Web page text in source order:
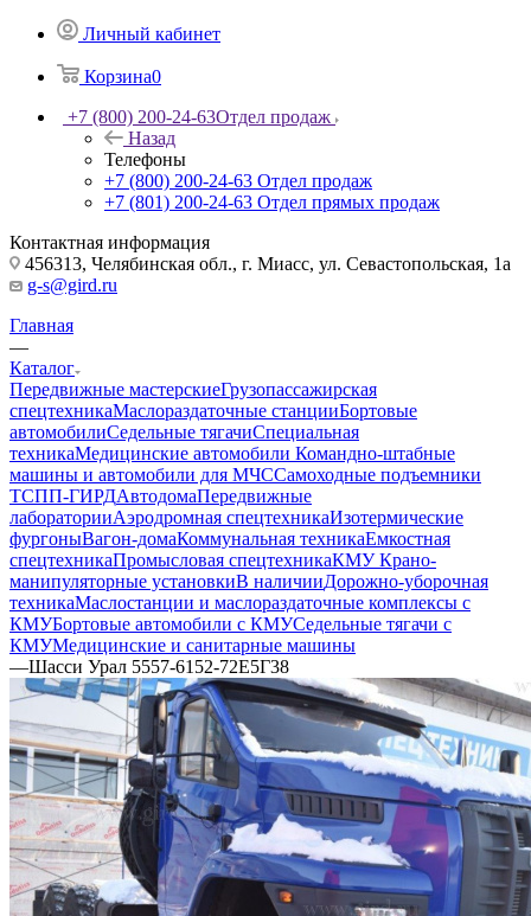
Личный кабинет
Корзина0
+7 (800) 200-24-63Отдел продаж
Назад
Телефоны
+7 (800) 200-24-63 Отдел продаж
+7 (801) 200-24-63 Отдел прямых продаж
Контактная информация
456313, Челябинская обл., г. Миасс, ул. Севастопольская, 1а
g-s@gird.ru
Главная
—
Каталог
Передвижные мастерскиеГрузопассажирская
спецтехникаМаслораздаточные станцииБортовые
автомобилиСедельные тягачиСпециальная
техникаМедицинские автомобили Командно-штабные
машины и автомобили для МЧССамоходные подъемники
ТСПП-ГИРДАвтодомаПередвижные
лабораторииАэродромная спецтехникаИзотермические
фургоныВагон-домаКоммунальная техникаЕмкостная
спецтехникаПромысловая спецтехникаКМУ Крано-
манипуляторные установкиВ наличииДорожно-уборочная
техникаМаслостанции и маслораздаточные комплексы с
КМУБортовые автомобили с КМУСедельные тягачи с
КМУМедицинские и санитарные машины
—Шасси Урал 5557-6152-72Е5Г38